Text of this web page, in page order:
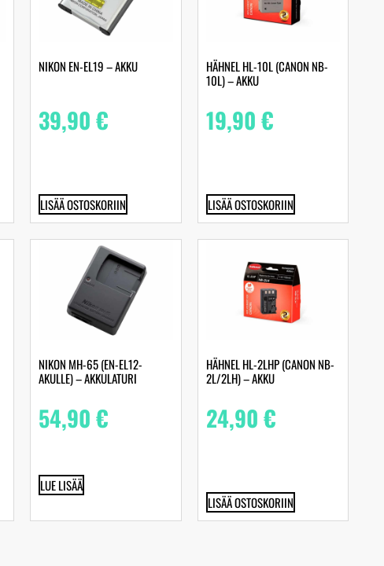
NIKON EN-EL19 – AKKU
39,90€
LISÄÄ OSTOSKORIIN
HÄHNEL HL-10L (CANON NB-
10L) – AKKU
19,90€
LISÄÄ OSTOSKORIIN
NIKON MH-65 (EN-EL12-
AKULLE) – AKKULATURI
54,90€
LUE LISÄÄ
HÄHNEL HL-2LHP (CANON NB-
2L/2LH) – AKKU
24,90€
LISÄÄ OSTOSKORIIN